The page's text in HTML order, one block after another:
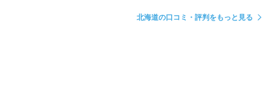
北海道の口コミ・評判をもっと見る